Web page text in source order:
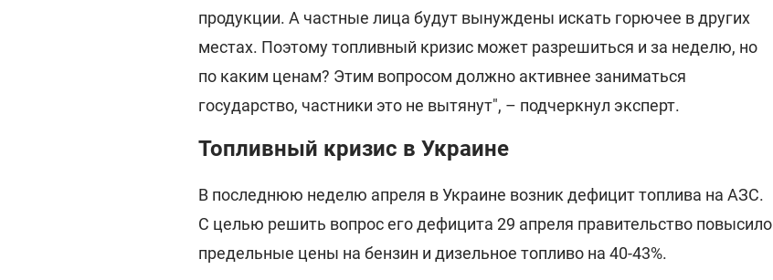
продукции. А частные лица будут вынуждены искать горючее в других
местах. Поэтому топливный кризис может разрешиться и за неделю, но
по каким ценам? Этим вопросом должно активнее заниматься
государство, частники это не вытянут", – подчеркнул эксперт.
Топливный кризис в Украине
В последнюю неделю апреля в Украине возник дефицит топлива на АЗС.
С целью решить вопрос его дефицита 29 апреля правительство повысило
предельные цены на бензин и дизельное топливо на 40-43%.